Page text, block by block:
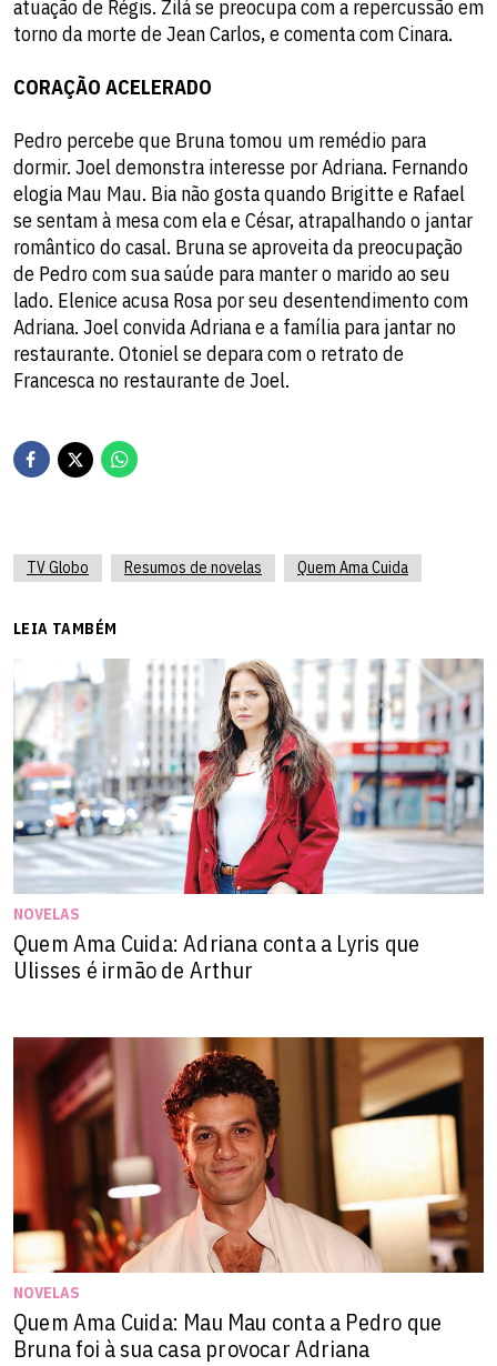
atuação de Régis. Zilá se preocupa com a repercussão em
torno da morte de Jean Carlos, e comenta com Cinara.
CORAÇÃO ACELERADO
Pedro percebe que Bruna tomou um remédio para
dormir. Joel demonstra interesse por Adriana. Fernando
elogia Mau Mau. Bia não gosta quando Brigitte e Rafael
se sentam à mesa com ela e César, atrapalhando o jantar
romântico do casal. Bruna se aproveita da preocupação
de Pedro com sua saúde para manter o marido ao seu
lado. Elenice acusa Rosa por seu desentendimento com
Adriana. Joel convida Adriana e a família para jantar no
restaurante. Otoniel se depara com o retrato de
Francesca no restaurante de Joel.
TV Globo Resumos de novelas Quem Ama Cuida
LEIA TAMBÉM
NOVELAS
Quem Ama Cuida: Adriana conta a Lyris que
Ulisses é irmão de Arthur
NOVELAS
Quem Ama Cuida: Mau Mau conta a Pedro que
Bruna foi à sua casa provocar Adriana